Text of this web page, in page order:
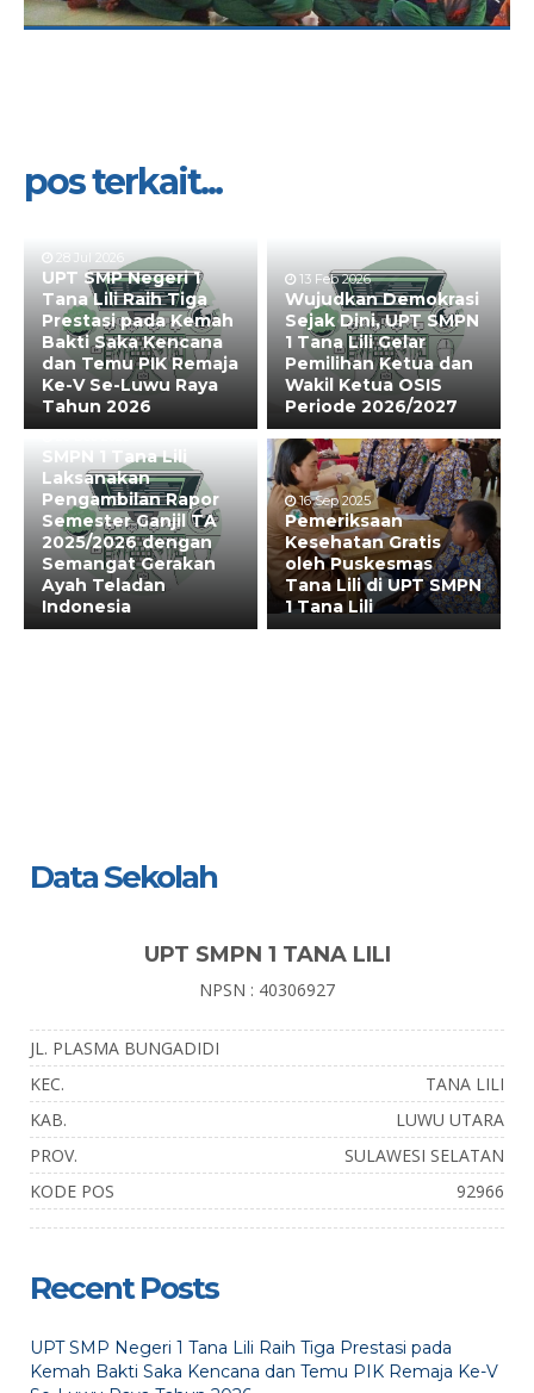
pos terkait...
28 Jul 2026
UPT SMP Negeri 1
Tana Lili Raih Tiga
Prestasi pada Kemah
Bakti Saka Kencana
dan Temu PIK Remaja
Ke-V Se-Luwu Raya
Tahun 2026
13 Feb 2026
Wujudkan Demokrasi
Sejak Dini, UPT SMPN
1 Tana Lili Gelar
Pemilihan Ketua dan
Wakil Ketua OSIS
Periode 2026/2027
SMPN 1 Tana Lili
Laksanakan
Pengambilan Rapor
Semester Ganjil TA
2025/2026 dengan
Semangat Gerakan
Ayah Teladan
Indonesia
16 Sep 2025
Pemeriksaan
Kesehatan Gratis
oleh Puskesmas
Tana Lili di UPT SMPN
1 Tana Lili
Data Sekolah
UPT SMPN 1 TANA LILI
NPSN : 40306927
JL. PLASMA BUNGADIDI
KEC.
TANA LILI
KAB.
LUWU UTARA
PROV.
SULAWESI SELATAN
KODE POS
92966
Recent Posts
UPT SMP Negeri 1 Tana Lili Raih Tiga Prestasi pada
Kemah Bakti Saka Kencana dan Temu PIK Remaja Ke-V